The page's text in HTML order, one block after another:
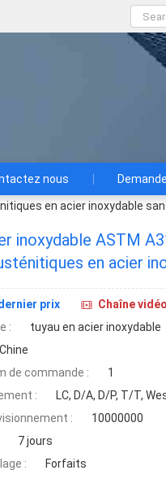
nous
en acier inoxydable
inoxydable ASTM
en acier
travaillés à
prix
Chaîne vidéo
:
tuyau en acier inoxydable
Chine
de commande :
1
:
LC, D/A, D/P, T/T,
:
10000000
7 jours
:
Forfaits